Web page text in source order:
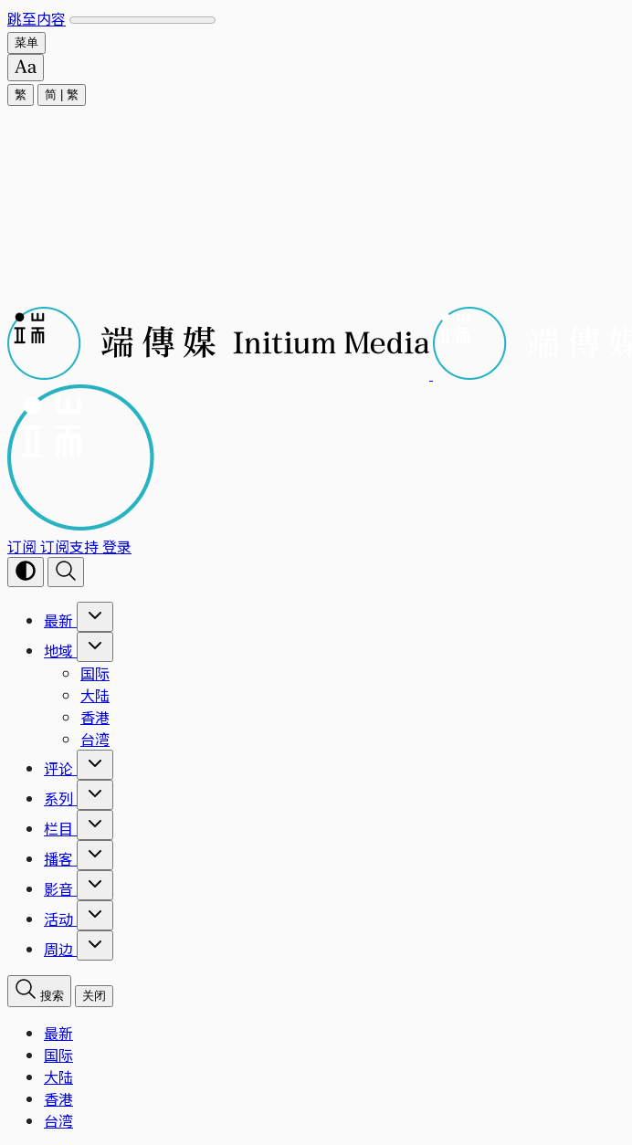
跳至内容
菜单
繁 简 繁
订阅 订阅支持登录
最新
地域
国际
大陆
香港
台湾
评论
系列
栏目
播客
影音
活动
周边
搜索 关闭
最新
国际
大陆
香港
台湾